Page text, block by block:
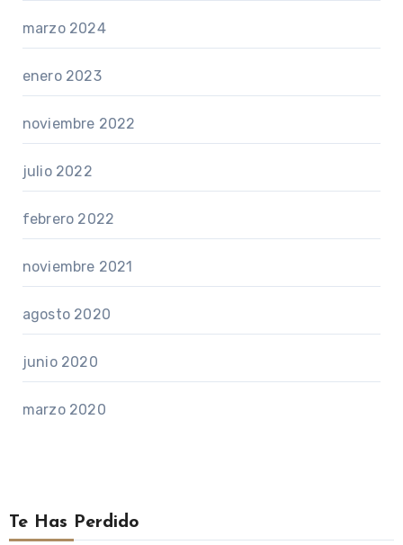
marzo 2024
enero 2023
noviembre 2022
julio 2022
febrero 2022
noviembre 2021
agosto 2020
junio 2020
marzo 2020
Te Has Perdido